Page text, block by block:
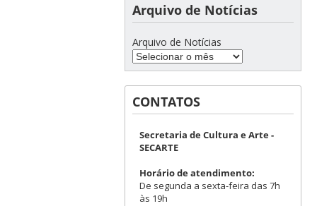
Arquivo de Notícias
Arquivo de Notícias
CONTATOS
Secretaria de Cultura e Arte -
SECARTE
Horário de atendimento:
De segunda a sexta-feira das 7h
às 19h